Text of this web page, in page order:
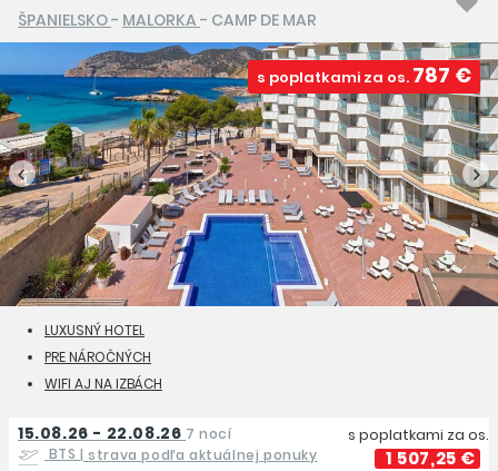
ŠPANIELSKO- MALORKA - CAMP DE MAR
s poplatkami za os. 787 €
LUXUSNÝ HOTEL
PRE NÁROČNÝCH
WIFI AJ NA IZBÁCH
15.08.26 - 22.08.26 7 nocí
BTS| strava podľa aktuálnej ponuky
s poplatkami za os.
1 507,25 €